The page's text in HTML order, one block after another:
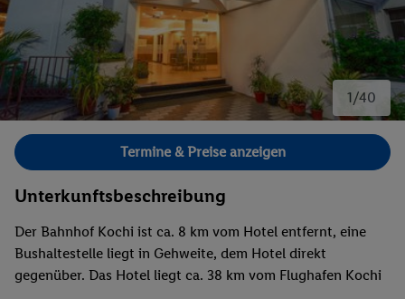
1/40
Bild 1 von 40.
Termine & Preise anzeigen
Unterkunftsbeschreibung
Der Bahnhof Kochi ist ca. 8 km vom Hotel entfernt, eine
Bushaltestelle liegt in Gehweite, dem Hotel direkt
gegenüber. Das Hotel liegt ca. 38 km vom Flughafen Kochi